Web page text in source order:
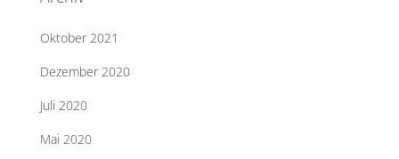
Oktober 2021
Dezember 2020
Juli 2020
Mai 2020